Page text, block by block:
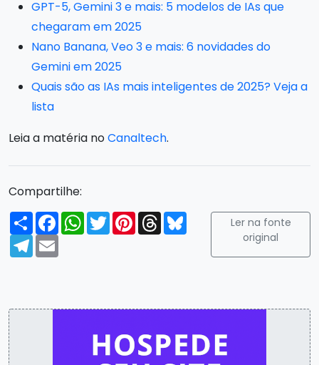
GPT-5, Gemini 3 e mais: 5 modelos de IAs que
chegaram em 2025
Nano Banana, Veo 3 e mais: 6 novidades do
Gemini em 2025
Quais são as IAs mais inteligentes de 2025? Veja a
lista
Leia a matéria noCanaltech.
Compartilhe:
Compartilhar
FacebookWhatsApp
TwitterPinterest
ThreadsBluesky
Telegram
Email
Ler na fonte
original